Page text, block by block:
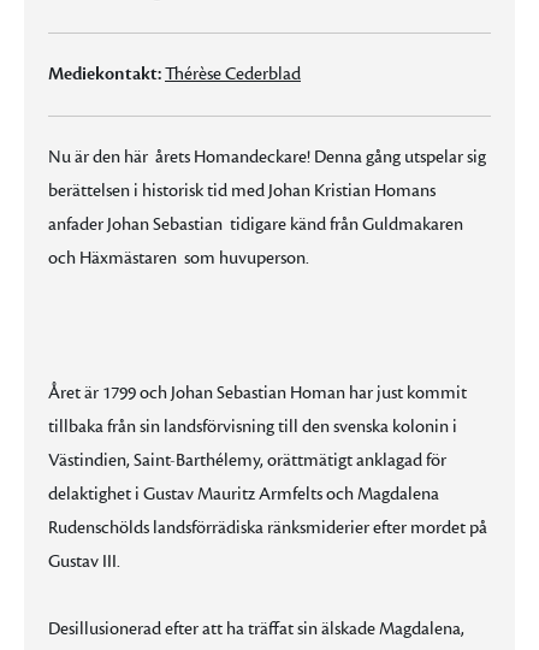
Mediekontakt:Thérèse Cederblad
Nu är den här  årets Homandeckare! Denna gång utspelar sig
berättelsen i historisk tid med Johan Kristian Homans
anfader Johan Sebastian  tidigare känd från Guldmakaren
och Häxmästaren  som huvuperson.
Året är 1799 och Johan Sebastian Homan har just kommit
tillbaka från sin landsförvisning till den svenska kolonin i
Västindien, Saint-Barthélemy, orättmätigt anklagad för
delaktighet i Gustav Mauritz Armfelts och Magdalena
Rudenschölds landsförrädiska ränksmiderier efter mordet på
Gustav III.
Desillusionerad efter att ha träffat sin älskade Magdalena,